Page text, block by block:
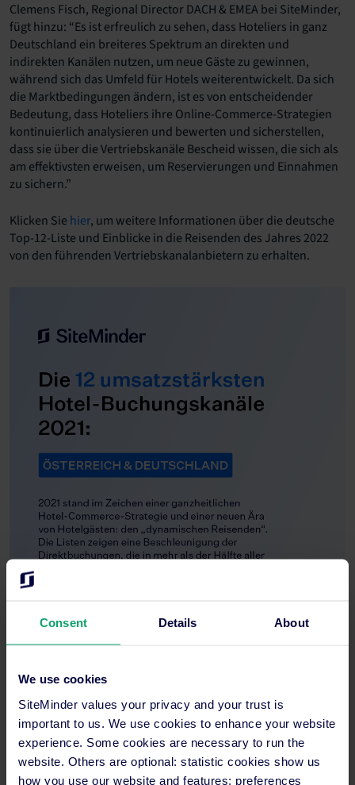
Consent Details About
We use cookies
SiteMinder values your privacy and your trust is
important to us. We use cookies to enhance your website
experience. Some cookies are necessary to run the
website. Others are optional: statistic cookies show us
how you use our website and features; preferences
Clemens Fisch, Regional Director DACH & EMEA bei SiteMinder,
fügt hinzu: “Es ist erfreulich zu sehen, dass Hoteliers in ganz
Deutschland ein breiteres Spektrum an direkten und
indirekten Kanälen nutzen, um neue Gäste zu gewinnen,
während sich das Umfeld für Hotels weiterentwickelt. Da sich
die Marktbedingungen ändern, ist es von entscheidender
Bedeutung, dass Hoteliers ihre Online-Commerce-Strategien
kontinuierlich analysieren und bewerten und sicherstellen,
dass sie über die Vertriebskanäle Bescheid wissen, die sich als
am effektivsten erweisen, um Reservierungen und Einnahmen
zu sichern.”
Klicken Sie hier, um weitere Informationen über die deutsche
Top-12-Liste und Einblicke in die Reisenden des Jahres 2022
von den führenden Vertriebskanalanbietern zu erhalten.